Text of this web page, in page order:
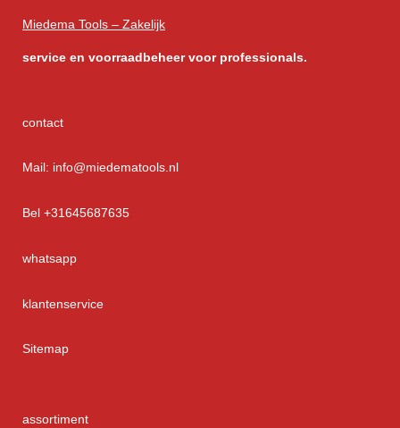
Miedema Tools – Zakelijk
service en voorraadbeheer voor professionals.
contact
Mail: info@miedematools.nl
Bel +31645687635
whatsapp
klantenservice
Sitemap
assortiment